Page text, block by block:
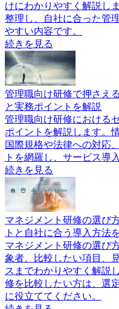
けにわかりやすく解説し
整理し、自社に合った管
やすい内容です。
続きを見る
管理職向け研修で押さえ
と実務ポイントを解説
管理職向け研修における
ポイントを解説します。
国際規格や法律への対応
トを網羅し、サービス導
続きを見る
マネジメント研修の選び
トと自社に合う導入方法
マネジメント研修の選び
象者、比較したい項目、
スまでわかりやすく解説
修を比較したい方は、選
に役立ててください。